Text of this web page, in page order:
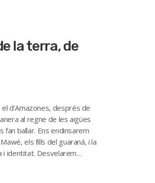
la terra, de
d’Amazones, després de
al regne de les aigües
fan ballar. Ens endinsarem
els fills del guaraná, i la
i identitat. Desvelarem